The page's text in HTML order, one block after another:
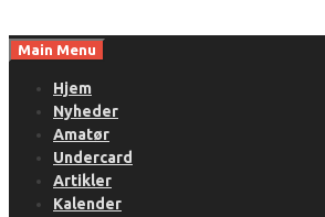
toMain Menu
Hjem
Nyheder
Amatør
Undercard
Artikler
Kalender